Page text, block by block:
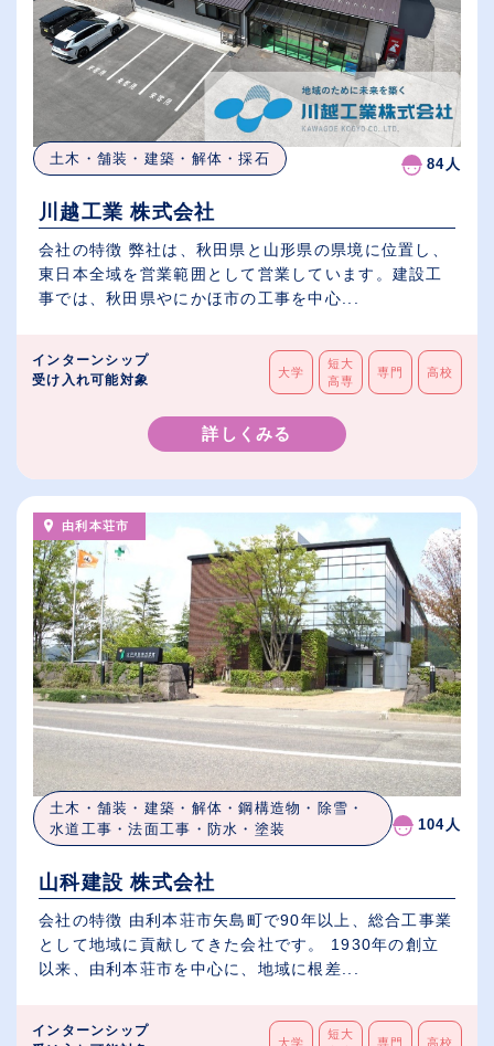
土木・舗装・建築・解体・採石 84人
川越工業 株式会社
会社の特徴 弊社は、秋田県と山形県の県境に位置し、
東日本全域を営業範囲として営業しています。建設工
事では、秋田県やにかほ市の工事を中心...
インターンシップ
受け入れ可能対象
大学
短大
高専
専門 高校
詳しくみる
由利本荘市
土木・舗装・建築・解体・鋼構造物・除雪・
水道工事・法面工事・防水・塗装
104人
山科建設 株式会社
会社の特徴 由利本荘市矢島町で90年以上、総合工事業
として地域に貢献してきた会社です。 1930年の創立
以来、由利本荘市を中心に、地域に根差...
インターンシップ
大学
短大
専門 高校